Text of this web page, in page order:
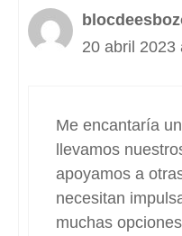
20 abril 2023
Me encantaría
llevamos
apoyamos a
necesitan
muchas